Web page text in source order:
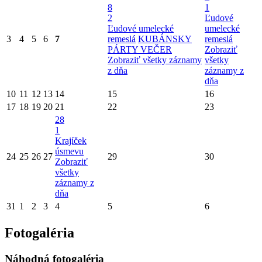
3 4 5 6 7
8
2
Ľudové umelecké
remeslá KUBÁNSKY
PÁRTY VEČER
Zobraziť všetky záznamy
z dňa
1
Ľudové
umelecké
remeslá
Zobraziť
všetky
záznamy z
dňa
10 11 12 13 14 15
16
17 18 19 20 21 22 23
24 25 26 27
28
1
Krajíček
úsmevu
Zobraziť
všetky
záznamy z
dňa
29 30
31 1 2 3 4 5 6
Fotogaléria
Náhodná fotogaléria